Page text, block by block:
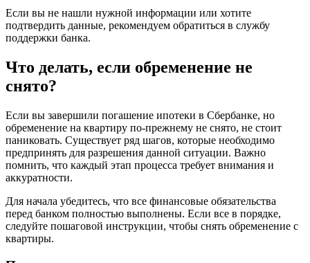
Если вы не нашли нужной информации или хотите
подтвердить данные, рекомендуем обратиться в службу
поддержки банка.
Что делать, если обременение не
снято?
Если вы завершили погашение ипотеки в Сбербанке, но
обременение на квартиру по-прежнему не снято, не стоит
паниковать. Существует ряд шагов, которые необходимо
предпринять для разрешения данной ситуации. Важно
помнить, что каждый этап процесса требует внимания и
аккуратности.
Для начала убедитесь, что все финансовые обязательства
перед банком полностью выполнены. Если все в порядке,
следуйте пошаговой инструкции, чтобы снять обременение с
квартиры.